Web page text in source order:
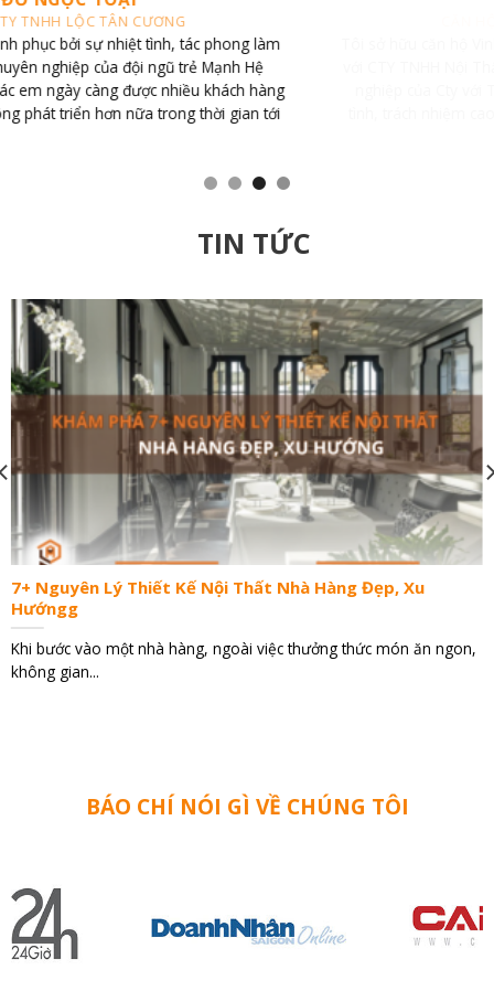
CĂN HỘ VINHOMES CENTRAL PARK
Tôi sở hữu căn hộ Vinhomes Central Park và đã liên hệ làm việc
với CTY TNHH Nội Thất Mạnh Hệ Tôi đã bất ngờ với tính chuyên
nghiệp của Cty với Thiết kế đẹp, sang trọng, nhân viên nhiệt
tình, trách nhiệm cao. Cám ơn đội ngũ thiết kế và thi công của
TIN TỨC
7+ Nguyên Lý Thiết Kế Nội Thất Nhà Hàng Đẹp, Xu
Hướngg
Khi bước vào một nhà hàng, ngoài việc thưởng thức món ăn ngon,
không gian...
BÁO CHÍ NÓI GÌ VỀ CHÚNG TÔI